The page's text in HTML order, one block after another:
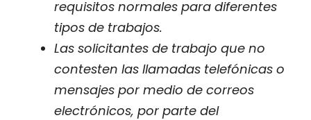
requisitos normales para diferentes
tipos de trabajos.
Las solicitantes de trabajo que no
contesten las llamadas telefónicas o
mensajes por medio de correos
electrónicos, por parte del